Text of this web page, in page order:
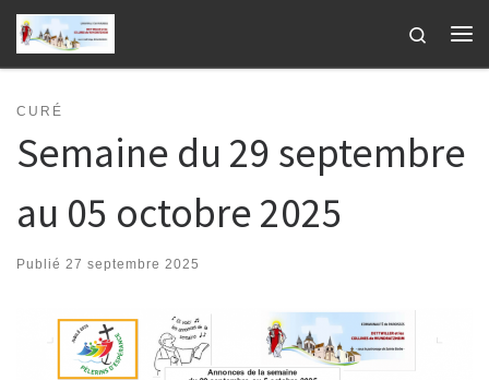
Passer au contenu
Search
CURÉ
Semaine du 29 septembre
au 05 octobre 2025
Publié 27 septembre 2025